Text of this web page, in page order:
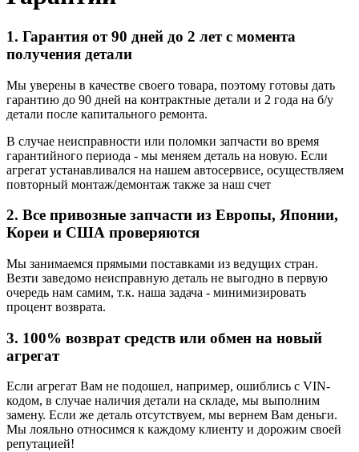
1. Гарантия от 90 дней до 2 лет с момента
получения детали
Мы уверены в качестве своего товара, поэтому готовы дать
гарантию до 90 дней на контрактные детали и 2 года на б/у
детали после капитального ремонта.
В случае неисправности или поломки запчасти во время
гарантийного периода - мы меняем деталь на новую. Если
агрегат устанавливался на нашем автосервисе, осуществляем
повторный монтаж/демонтаж также за наш счет
2. Все привозные запчасти из Европы, Японии,
Кореи и США проверяются
Мы занимаемся прямыми поставками из ведущих стран.
Везти заведомо неисправную деталь не выгодно в первую
очередь нам самим, т.к. наша задача - минимизировать
процент возврата.
3. 100% возврат средств или обмен на новый
агрегат
Если агрегат Вам не подошел, например, ошиблись с VIN-
кодом, в случае наличия детали на складе, мы выполним
замену. Если же деталь отсутствуем, мы вернем Вам деньги.
Мы лояльно относимся к каждому клиенту и дорожим своей
репутацией!